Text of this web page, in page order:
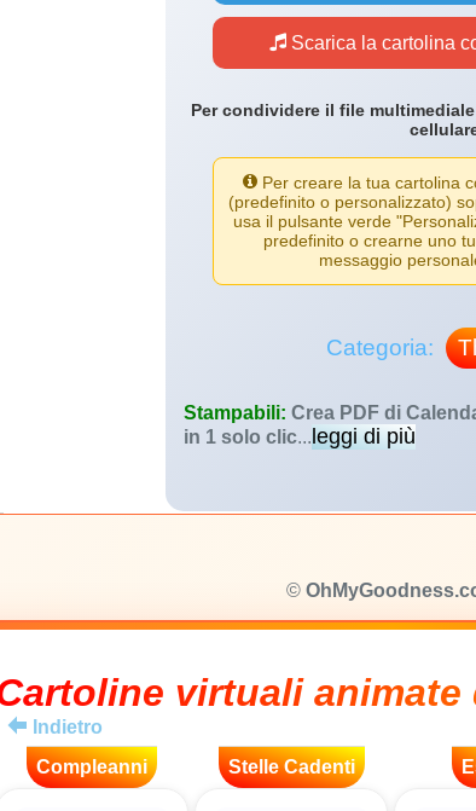
Scarica la cartolina
Per condividere il file
Per creare la tua cartolina
(predefinito o personalizzato)
usa il pulsante verde
predefinito o crearne uno
messaggio
Categoria:
Stampabili: Crea PDF di
in 1 solo clic...leggi di più
©
virtuali
Indietro
Compleanni
Stelle Cadenti